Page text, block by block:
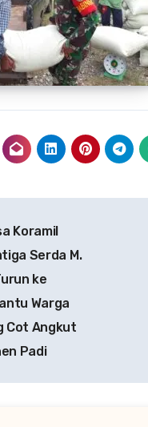
Koramil
Serda M.
ke
Warga
Cot Angkut
Padi